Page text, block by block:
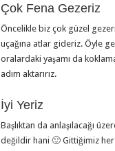
Çok Fena Gezeriz
Öncelikle biz çok güzel
uçağına atlar gideriz. Öyle
oralardaki yaşamı da
adım aktarırız.
İyi Yeriz
Başlıktan da anlaşılacağı
değildir hani 🙂 Gittiğimiz